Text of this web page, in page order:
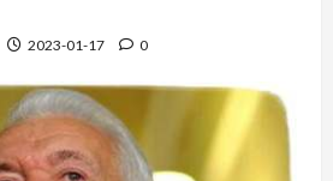
2023-01-17 0